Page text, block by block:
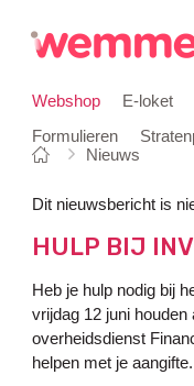
Webshop E-loket
Formulieren
Je
hier:
Startpagina
Nieuws
Dit nieuwsbericht is
HULP BIJ
Heb je hulp nodig bij
vrijdag 12 juni
overheidsdienst
helpen met je aangifte.